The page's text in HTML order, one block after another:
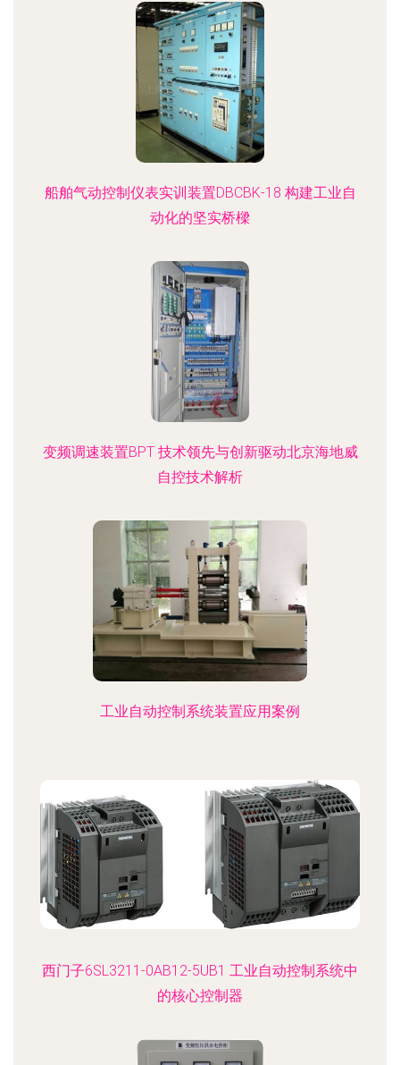
船舶气动控制仪表实训装置DBCBK-18 构建工业自
动化的坚实桥樑
变频调速装置BPT 技术领先与创新驱动北京海地威
自控技术解析
工业自动控制系统装置应用案例
西门子6SL3211-0AB12-5UB1 工业自动控制系统中
的核心控制器